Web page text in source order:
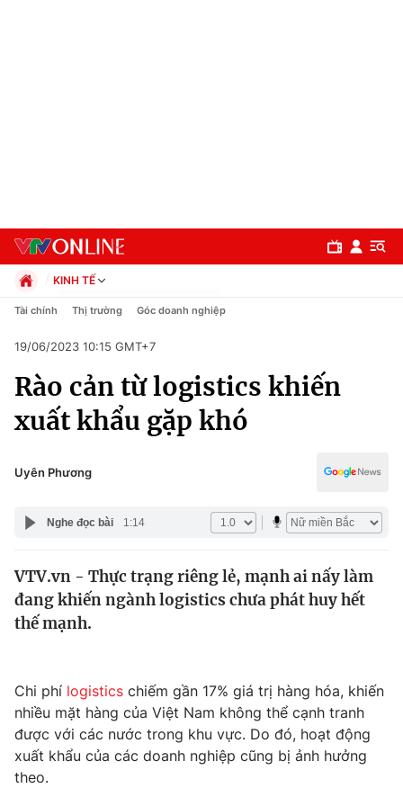
Chuyên mục
Chính trị
Pháp luật
Thế giới
Thế giới đó đây
Câu chuyện quốc tế
Tài chính
Thị trường
Góc doanh nghiệp
Dữ liệu và đời sống
Truyền hình
KINH TẾ
Chính trị
Pháp luật
Kinh tế
Thể thao
Truyền hình
Y tế
Công nghệ
Tài chính Thị trường Góc doanh nghiệp
19/06/2023 10:15 GMT+7
Rào cản từ logistics khiến
xuất khẩu gặp khó
Uyên Phương
Nghe đọc bài 1:14
VTV.vn - Thực trạng riêng lẻ, mạnh ai nấy làm
đang khiến ngành logistics chưa phát huy hết
thế mạnh.
Chi phí logistics chiếm gần 17% giá trị hàng hóa, khiến
nhiều mặt hàng của Việt Nam không thể cạnh tranh
được với các nước trong khu vực. Do đó, hoạt động
xuất khẩu của các doanh nghiệp cũng bị ảnh hưởng
theo.